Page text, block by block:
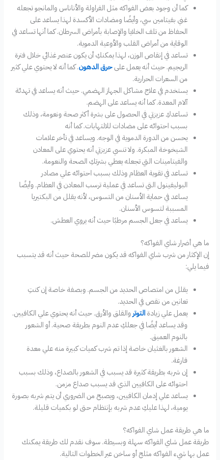
كما أن وجود بعض الفواكه مثل الفراولة والأناناس والمانجو تجعله
غني بفيتامين سي، وأيضًا ومضادات الأكسدة لهذا يساعد على
الحفاظ من تلف الخلايا والإصابة بأمراض السرطان. كما أنها تساعد في
الوقاية من أمراض القلب والأوعية الدموية.
تساعد في إنقاص الوزن، لهذا يمكنكِ أن يكون عنصر غذائي خلال فترة
الريجيم. حيث أنه يعمل علىحرق الدهون. كما أنه لا يحتوي علي كثير
من السعرات الحرارية.
يستخدم في علاج مشاكل الجهاز الهضمي. حيث أنه يساعد في تهدئة
آلام المعدة. كما أنه يساعد على الهضم.
تساعدكِ عزيزتي في الحصول على بشرة أكثر صحة ونعومة، وذلك
بسبب احتوائه على مضادات للالتهابات. كما أنه
يحسن من الدورة الدموية في الوجه. ويساعد في تأخر علامات
الشيخوخة المبكرة. ولا تنسي عزيزتي أنه يحتوي على المعادن
والفيتامينات التي تجعله يعطي بشرتكِ الصحة والنعومة.
تساعد في تقوية العظام وذلك بسبب احتوائه علي مصادر
البوليفينول التي تساعد في عملية ترسب المعادن في العظام. وأيضًا
يساعد في حماية الأسنان من التسوس، لأنه يقلل من البكتيريا
المسببة لتسوس الأسنان.
يساعد في جعل الجسم مرطبًا حيث أنه يروي العطش.
ما هي أضرار شاي الفواكه؟
إن الإكثار من شرب شاي الفواكه قد يكون مضر للصحة حيث أنه قد يتسبب
فيما يلي:
يقلل من امتصاص الحديد من الجسم. وبصفة خاصة إن كنتِ
تعانين من نقص في الحديد.
يعمل علي زيادةالتوتروالقلق والأرق. حيث أنه يحتوي علي الكافيين.
وقد يساعد أيضًا في جعلكِ عدم النوم بطريقة صحية. أو الشعور
بالنوم العميق.
الشعور بالغثيان خاصة إذا تم شرب كميات كبيرة منه علي معدة
فارغة.
إن شربه بطريقة كثيرة قد يسبب في الشعور بالصداع، وذلك بسبب
احتوائه على الكافيين الذي قد يسبب صداع مزمن.
يساعد علي إدمان الكافيين، ويصبح من الضروري أن يتم شربه بصورة
يومية، لهذا عليكِ عدم شربه بإنتظام حتى لو بكميات قليلة.
ما هي طريقة عمل شاي الفواكه؟
‏طريقة عمل شاي الفواكه سهلة وبسيطة. سوف نقدم لك طريقة يمكنك
عمل بها شيء الفواكه مثلج أو ساخن عبر الخطوات التالية.